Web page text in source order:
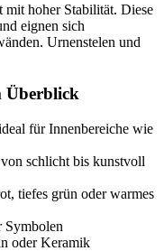
mit hoher Stabilität. Diese
eignen sich
Urnenstelen und
Überblick
für Innenbereiche wie
schlicht bis kunstvoll
tiefes grün oder warmes
Symbolen
oder Keramik